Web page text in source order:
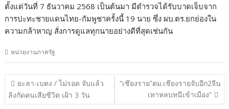
ตั้งแต่วันที่ 7 ธันวาคม 2568 เป็นต้นมา มีตำรวจได้รับบาดเจ็บจาก
การปะทะชายแดนไทย-กัมพูชาครั้งนี้ 19 นาย ซึ่ง ผบ.ตร.ยกย่องใน
ความกล้าหาญ สั่งการดูแลทุกนายอย่างดีที่สุดเช่นกัน
หน่วยงานภาครัฐ
แนะแนว
เรื่อง
ยะลา-เบตง / ไม่รอด จับแล้ว
ลิงกัดคนเสียชีวิต เฝ้า 3 วัน
“เชียงราย”ตม.เชียงรายจับอีก2จีน
เทาหลบหนีเข้าเมือง”